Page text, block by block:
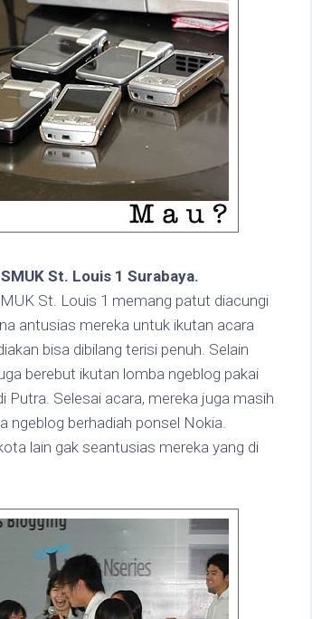
St. Louis 1 Surabaya.
St. Louis 1 memang patut diacungi
antusias mereka untuk ikutan acara
bisa dibilang terisi penuh. Selain
berebut ikutan lomba ngeblog pakai
Putra. Selesai acara, mereka juga masih
ngeblog berhadiah ponsel Nokia.
lain gak seantusias mereka yang di